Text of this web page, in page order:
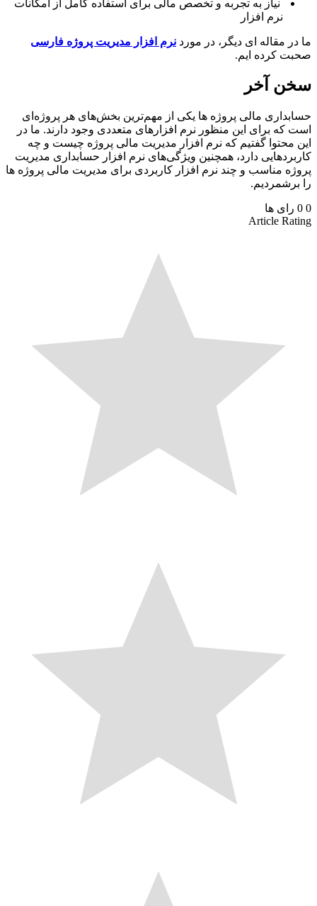
نیاز به تجربه و تخصص مالی برای استفاده کامل از امکانات
نرم افزار
مقاله ای دیگر، در موردنرم افزار مدیریت پروژه فارسی
کرده ایم.
آخر
مالی پروژه ها یکی از مهم‌ترین بخش‌های هر پروژه‌ای
برای این منظور نرم افزارهای متعددی وجود دارند. ما در
محتوا گفتیم که نرم افزار مدیریت مالی پروژه چیست و چه
دارد، همچنین ویژگی‌های نرم افزار حسابداری مدیریت
مناسب و چند نرم افزار کاربردی برای مدیریت مالی پروژه ها
رای ها
Article